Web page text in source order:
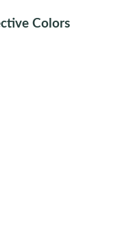
Colors